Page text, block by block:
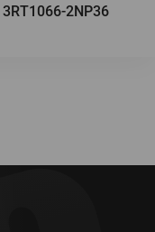
3RT1066-2NP36